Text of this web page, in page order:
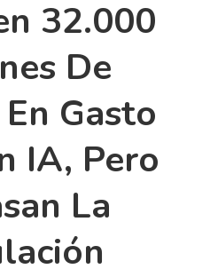
32.000
De
Gasto
IA, Pero
La